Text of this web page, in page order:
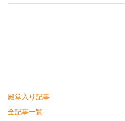
殿堂入り記事
全記事一覧